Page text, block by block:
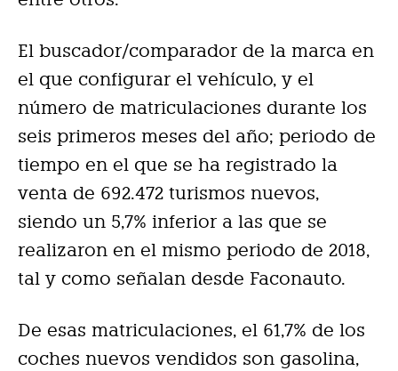
El buscador/comparador de la marca en
el que configurar el vehículo, y el
número de matriculaciones durante los
seis primeros meses del año; periodo de
tiempo en el que se ha registrado la
venta de 692.472 turismos nuevos,
siendo un 5,7% inferior a las que se
realizaron en el mismo periodo de 2018,
tal y como señalan desde Faconauto.
De esas matriculaciones, el 61,7% de los
coches nuevos vendidos son gasolina,